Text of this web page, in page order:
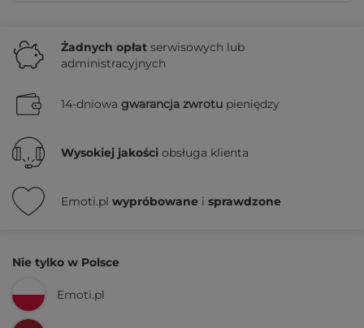
Żadnych opłat serwisowych lub
administracyjnych
14-dniowa gwarancja zwrotu pieniędzy
Wysokiej jakości obsługa klienta
Emoti.pl wypróbowane i sprawdzone
Nie tylko w Polsce
Emoti.pl